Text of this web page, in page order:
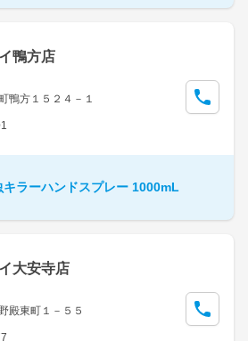
鴨方店
鴨方１５２４－１
キラーハンドスプレー 1000mL
大安寺店
殿東町１－５５